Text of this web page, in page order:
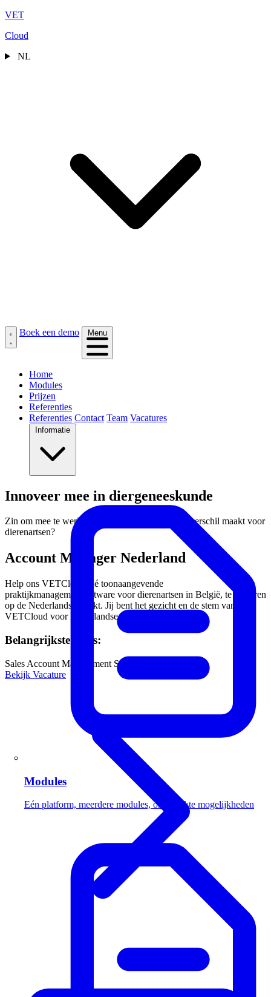
VET
Cloud
NL
Boek een demo Menu
Home
Modules
Prijzen
Referenties
Referenties Contact Team Vacatures
Informatie
Modules
Eén platform, meerdere modules, onbeperkte mogelijkheden
Innoveer mee in diergeneeskunde
Zin om mee te werken aan software die écht het verschil maakt voor
dierenartsen?
Account Manager Nederland
Help ons VETCloud, dé toonaangevende
praktijkmanagementsoftware voor dierenartsen in België, te lanceren
op de Nederlandse markt. Jij bent het gezicht en de stem van
VETCloud voor Nederlandse dierenartspraktijken.
Belangrijkste skills:
Sales Account Management SaaS
Bekijk Vacature